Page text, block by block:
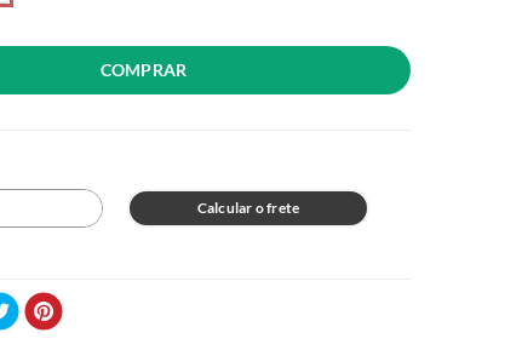
COMPRAR
Calcular o frete